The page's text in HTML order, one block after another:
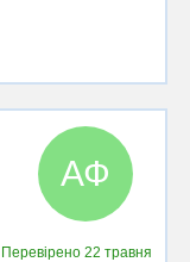
АФ
Перевірено22 травня